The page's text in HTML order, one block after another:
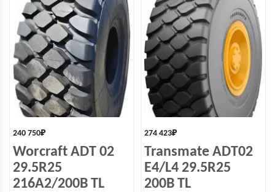
240 750₽
Worсraft ADT 02
29.5R25
216A2/200B TL
274 423₽
Transmate ADT02
E4/L4 29.5R25
200B TL